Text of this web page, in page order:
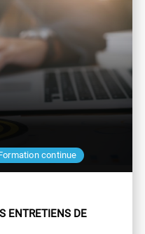
continue
ENTRETIENS DE